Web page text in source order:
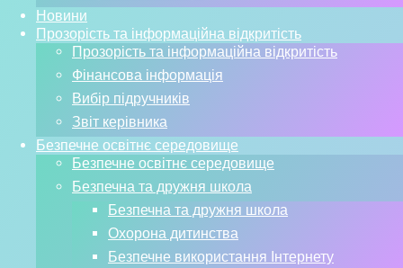
Новини
Прозорість та інформаційна відкритість
Прозорість та інформаційна відкритість
Фінансова інформація
Вибір підручників
Звіт керівника
Безпечне освітнє середовище
Безпечне освітнє середовище
Безпечна та дружня школа
Безпечна та дружня школа
Охорона дитинства
Безпечне використання Інтернету